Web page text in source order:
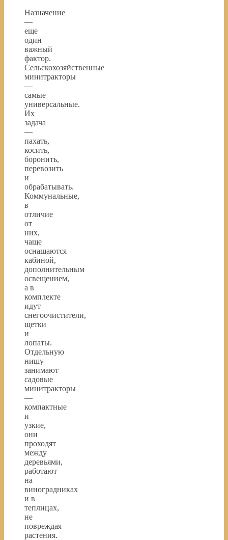
Назначение
—
еще
один
важный
фактор.
Сельскохозяйственные
минитракторы
—
самые
универсальные.
Их
задача
—
пахать,
косить,
боронить,
перевозить
и
обрабатывать.
Коммунальные,
в
отличие
от
них,
чаще
оснащаются
кабиной,
дополнительным
освещением,
а в
комплекте
идут
снегоочистители,
щетки
и
лопаты.
Отдельную
нишу
занимают
садовые
минитракторы
—
компактные
и
узкие,
они
проходят
между
деревьями,
работают
на
виноградниках
и в
теплицах,
не
повреждая
растения.